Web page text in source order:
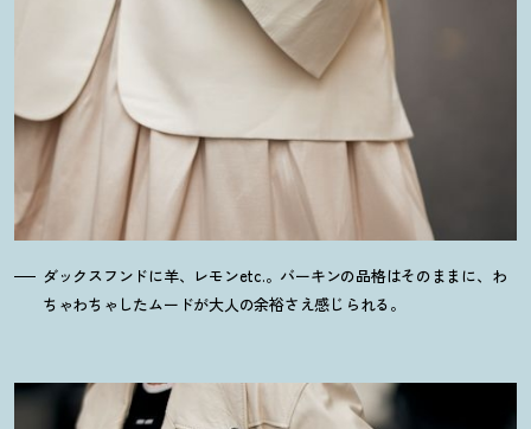
ダックスフンドに羊、レモンetc.。バーキンの品格はそのままに、わ
ちゃわちゃしたムードが大人の余裕さえ感じられる。